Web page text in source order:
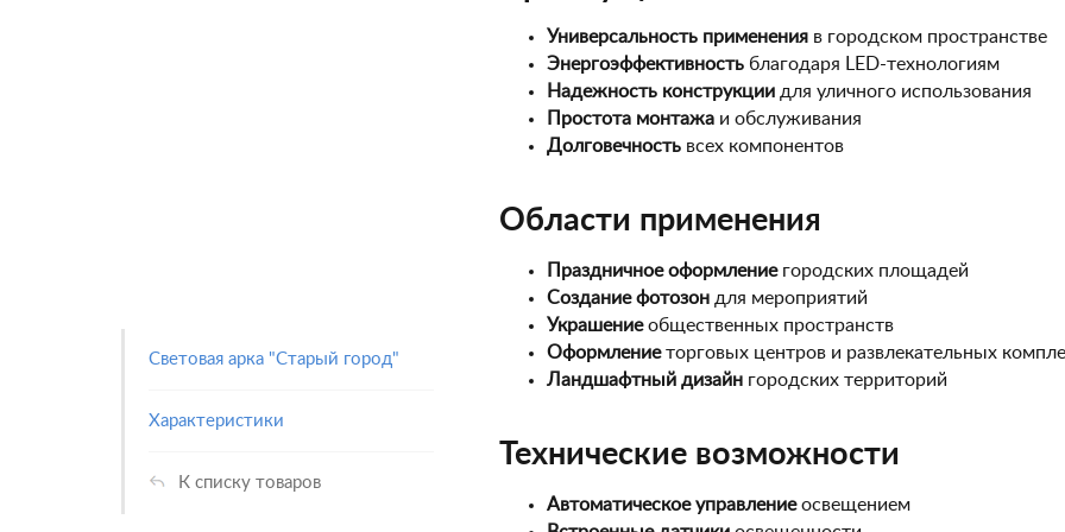
Световая арка "Старый город"
Характеристики
К списку товаров
Универсальность примененияв городском пространстве
Энергоэффективностьблагодаря LED-технологиям
Надежность конструкциидля уличного использования
Простота монтажаи обслуживания
Долговечностьвсех компонентов
Области применения
Праздничное оформлениегородских площадей
Создание фотозондля мероприятий
Украшениеобщественных пространств
Оформлениеторговых центров и развлекательных
Ландшафтный дизайнгородских территорий
Технические возможности
Автоматическое управлениеосвещением